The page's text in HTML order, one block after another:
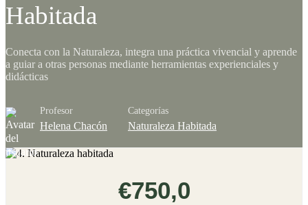
Habitada
Conecta con la Naturaleza, integra una práctica vivencial y aprende
a guiar a otras personas mediante herramientas experienciales y
didácticas
Profesor
Helena Chacón
Categorías
Naturaleza Habitada
€750,0